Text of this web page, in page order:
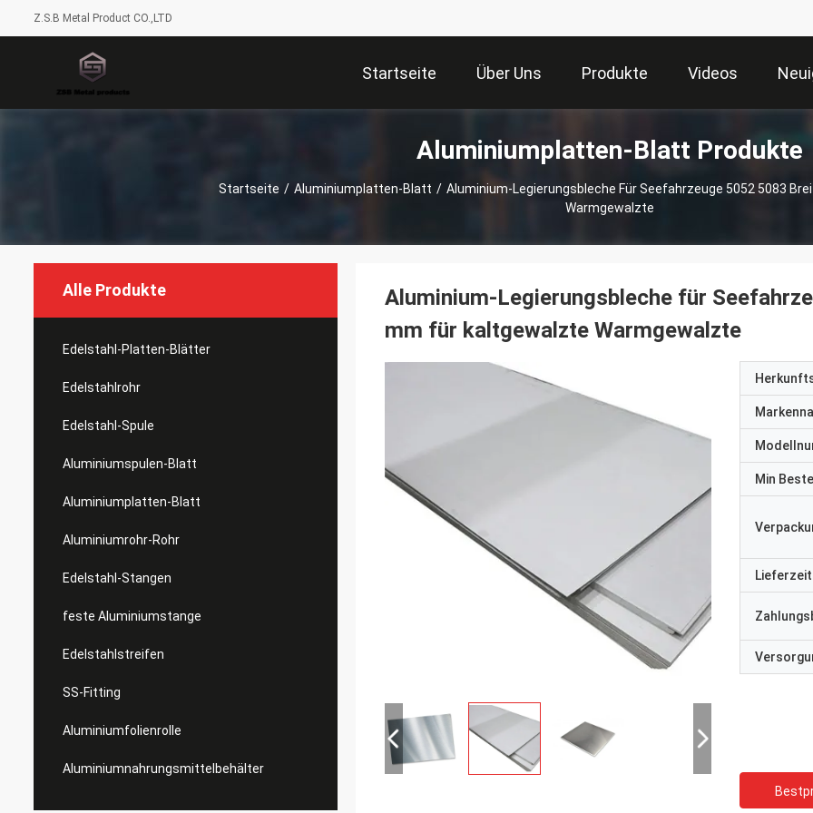
Z.S.B Metal Product CO.,LTD
Startseite Über Uns Produkte Videos
Aluminiumplatten-Blatt Produkte
Startseite / Aluminiumplatten-Blatt / Aluminium-Legierungsbleche Für Seefahrzeuge 5052 5083
Warmgewalzte
Alle Produkte
Edelstahl-Platten-Blätter
Edelstahlrohr
Edelstahl-Spule
Aluminiumspulen-Blatt
Aluminiumplatten-Blatt
Aluminiumrohr-Rohr
Edelstahl-Stangen
feste Aluminiumstange
Edelstahlstreifen
SS-Fitting
Aluminiumfolienrolle
Aluminiumnahrungsmittelbehälter
Aluminium-Legierungsbleche für
mm für kaltgewalzte Warmgewalzte
Min
Lieferzeit